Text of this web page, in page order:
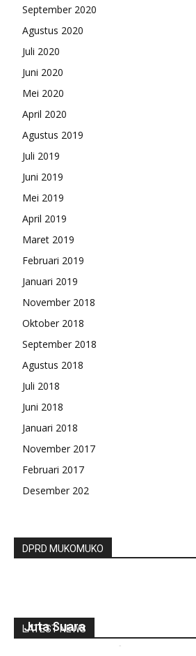
September 2020
Agustus 2020
Juli 2020
Juni 2020
Mei 2020
April 2020
Agustus 2019
Juli 2019
Juni 2019
Mei 2019
April 2019
Maret 2019
Februari 2019
Januari 2019
November 2018
Oktober 2018
September 2018
Agustus 2018
Juli 2018
Juni 2018
Januari 2018
November 2017
Februari 2017
Desember 202
DPRD MUKOMUKO
LATEST NEWS
Juta Suara
-